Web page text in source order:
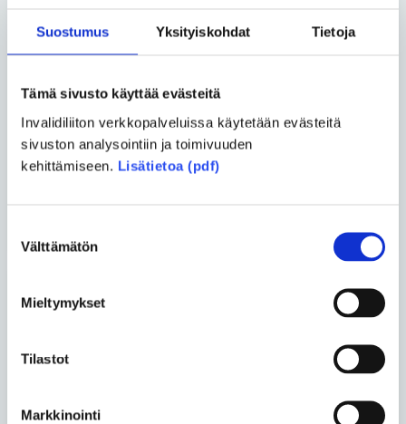
Suostumus Yksityiskohdat Tietoja
Tämä sivusto käyttää evästeitä
Invalidiliiton verkkopalveluissa käytetään evästeitä
sivuston analysointiin ja toimivuuden
kehittämiseen. Lisätietoa (pdf)
valinta
Välttämätön
Mieltymykset
Tilastot
Markkinointi
ihmisestä harvinaista
kansalaista
Asko Kemppainen ja Tuukka
Liukkonen• 02.06.2026
Vertaiskeskustelu – Päivä
kerrallaan
Uusimmat artikkelit
Yhteiskunta
vammaisia ihmisiä